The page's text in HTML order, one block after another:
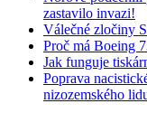
zastavilo invazi!
Válečné zločiny
Proč má Boeing
Jak funguje
Poprava
nizozemského